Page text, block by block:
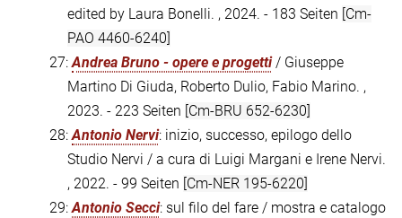
edited by Laura Bonelli. , 2024. - 183 Seiten [Cm-
PAO 4460-6240]
27:Andrea Bruno - opere e progetti/ Giuseppe
Martino Di Giuda, Roberto Dulio, Fabio Marino. ,
2023. - 223 Seiten [Cm-BRU 652-6230]
28:Antonio Nervi: inizio, successo, epilogo dello
Studio Nervi / a cura di Luigi Margani e Irene Nervi.
, 2022. - 99 Seiten [Cm-NER 195-6220]
29:Antonio Secci: sul filo del fare / mostra e catalogo